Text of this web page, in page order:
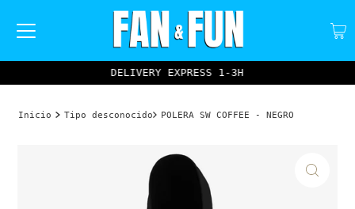
DELIVERY EXPRESS 1-3H
Inicio Tipo desconocido POLERA SW COFFEE - NEGRO